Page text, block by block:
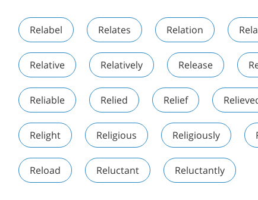
Relabel Relates Relation
Relative Relatively Release
Reliable Relied Relief
Relight Religious Religiously
Reload Reluctant Reluctantly